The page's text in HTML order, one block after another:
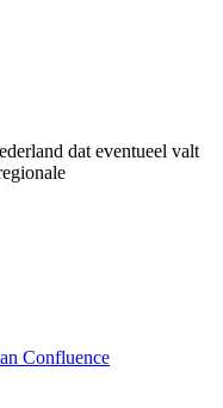
dat eventueel valt
Confluence